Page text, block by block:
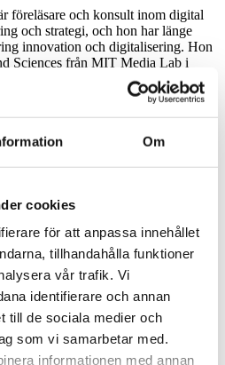
Om
cookies
för att anpassa innehållet
tillhandahålla funktioner
vår trafik. Vi
identifierare och annan
till de sociala medier och
som vi samarbetar med.
informationen med annan
föreläsare och konsult inom digital
och strategi, och hon har länge
innovation och digitalisering. Hon
Sciences från MIT Media Lab i
i Medieteknik från KTH.
Sveriges Radio, Bonnier AB,